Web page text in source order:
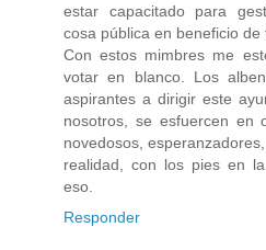
estar capacitado para
cosa pública en beneficio de
Con estos mimbres me
votar en blanco. Los
aspirantes a dirigir este
nosotros, se esfuercen en
novedosos,
realidad, con los pies en
eso.
Responder